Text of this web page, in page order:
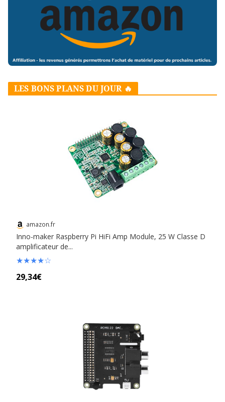
LES BONS PLANS DU JOUR 🔥
amazon.fr
Inno-maker Raspberry Pi HiFi Amp Module, 25 W Classe D
amplificateur de...
★★★★☆
29,34€